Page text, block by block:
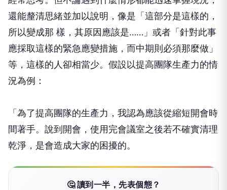
還能釐清思緒並加以說明，像是「這部分是這樣的，
所以變成那 樣，其原因應該是……」或者「針對此事
應採取這樣的緊急應變措施，而中期則必須那麼做」
等，這樣的人卻相當少。假設以提高團隊生產力的情
況為例：
「為了提高團隊的生產力，我認為應該從縮短開會時
間著手。說到開會，使用完會議室之後若不確實清理
乾淨，是會造成大家的困擾的。
🤔 讀到一半，先表個態？